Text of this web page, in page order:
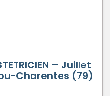
– Juillet
Charentes (79)